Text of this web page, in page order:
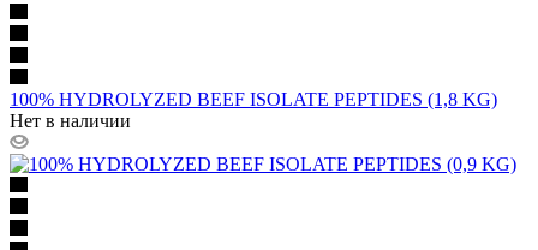
100% HYDROLYZED BEEF ISOLATE PEPTIDES (1,8 KG)
Нет в наличии